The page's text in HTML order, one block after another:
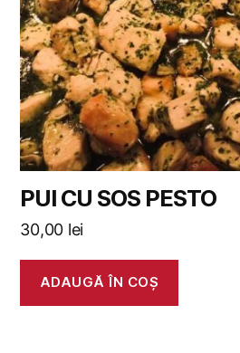
PUI CU SOS PESTO
30,00 lei
ADAUGĂ ÎN COȘ